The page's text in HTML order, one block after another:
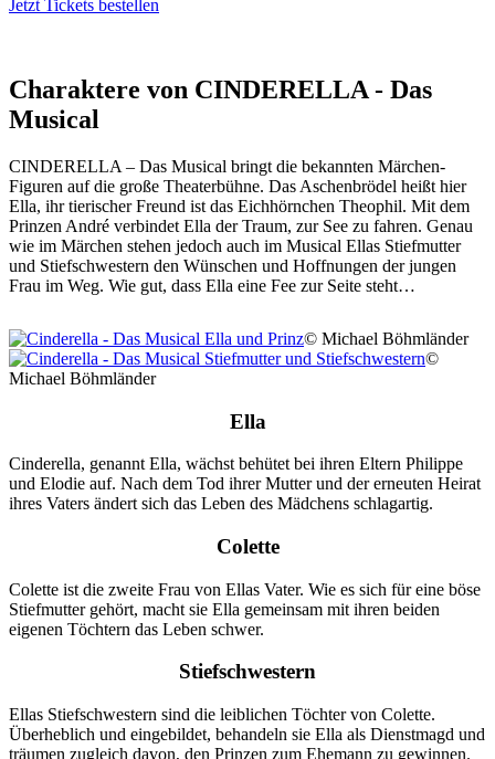
Jetzt Tickets bestellen
Charaktere von CINDERELLA - Das
Musical
CINDERELLA – Das Musical bringt die bekannten Märchen-
Figuren auf die große Theaterbühne. Das Aschenbrödel heißt hier
Ella, ihr tierischer Freund ist das Eichhörnchen Theophil. Mit dem
Prinzen André verbindet Ella der Traum, zur See zu fahren. Genau
wie im Märchen stehen jedoch auch im Musical Ellas Stiefmutter
und Stiefschwestern den Wünschen und Hoffnungen der jungen
Frau im Weg. Wie gut, dass Ella eine Fee zur Seite steht…
© Michael Böhmländer
©
Michael Böhmländer
Ella
Cinderella, genannt Ella, wächst behütet bei ihren Eltern Philippe
und Elodie auf. Nach dem Tod ihrer Mutter und der erneuten Heirat
ihres Vaters ändert sich das Leben des Mädchens schlagartig.
Colette
Colette ist die zweite Frau von Ellas Vater. Wie es sich für eine böse
Stiefmutter gehört, macht sie Ella gemeinsam mit ihren beiden
eigenen Töchtern das Leben schwer.
Stiefschwestern
Ellas Stiefschwestern sind die leiblichen Töchter von Colette.
Überheblich und eingebildet, behandeln sie Ella als Dienstmagd und
träumen zugleich davon, den Prinzen zum Ehemann zu gewinnen.